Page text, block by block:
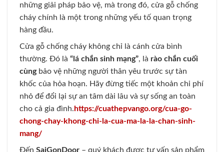
những giải pháp bảo vệ, mà trong đó, cửa gỗ chống
cháy chính là một trong những yếu tố quan trọng
hàng đầu.
Cửa gỗ chống cháy không chỉ là cánh cửa bình
thường. Đó là “lá chắn sinh mạng”, là rào chắn cuối
cùngbảo vệ những người thân yêu trước sự tàn
khốc của hỏa hoạn. Hãy đừng tiếc một khoản chi phí
nhỏ để đổi lại sự an tâm dài lâu và sự sống an toàn
cho cả gia đình. https://cuathepvango.org/cua-go-
chong-chay-khong-chi-la-cua-ma-la-la-chan-sinh-
mang/
Đến SaiGonDoor – quý khách được tư vấn sản phẩm